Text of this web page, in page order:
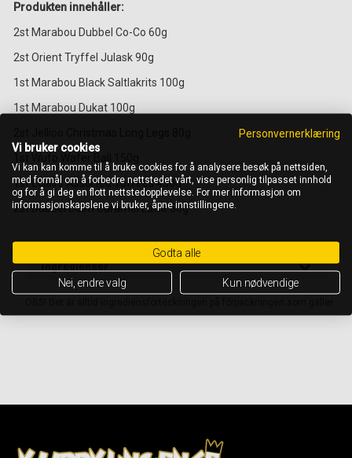
Produkten innehåller:
2st Marabou Dubbel Co-Co 60g
2st Orient Tryffel Julask 90g
1st Marabou Black Saltlakrits 100g
1st Marabou Dukat 100g
1st Eclairs Assorted Toffees 450g
2st Dubbel Daim Caramel Latte 56g
Ingredienser
Personvernerklæring
Vi bruker cookies
Vi kan kan komme til å bruke cookies for å analysere besøk på nettsiden,
med formål om å forbedre nettstedet vårt, vise personlig tilpasset innhold
og for å gi deg en flott nettstedopplevelse. For mer informasjon om
informasjonskapslene vi bruker, åpne innstillingene.
Godta alle
Nei, endre valg Kun nødvendige